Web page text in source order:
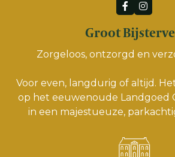
Groot
Zorgeloos, ontzorgd en
Voor even, langdurig of altijd.
op het eeuwenoude Landgoed
in een majestueuze,